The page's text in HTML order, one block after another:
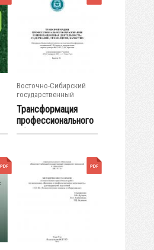
Восточно-Сибирский
государственный
университет...
Трансформация
профессионального
образования и...